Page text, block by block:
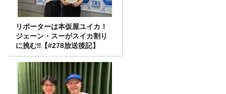
リポーターは本仮屋ユイカ！
ジェーン・スーがスイカ割り
に挑む‼【#278放送後記】